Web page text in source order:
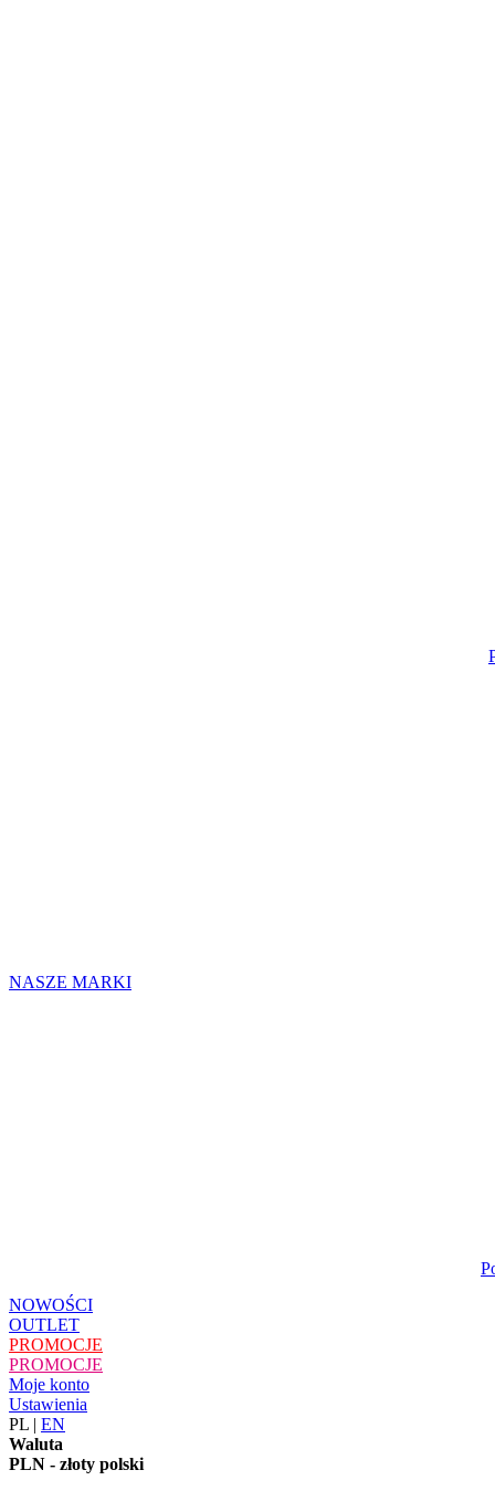
NASZE MARKI
NOWOŚCI
OUTLET
PROMOCJE
PROMOCJE
Moje konto
Ustawienia
PL | EN
Waluta
PLN - złoty polski